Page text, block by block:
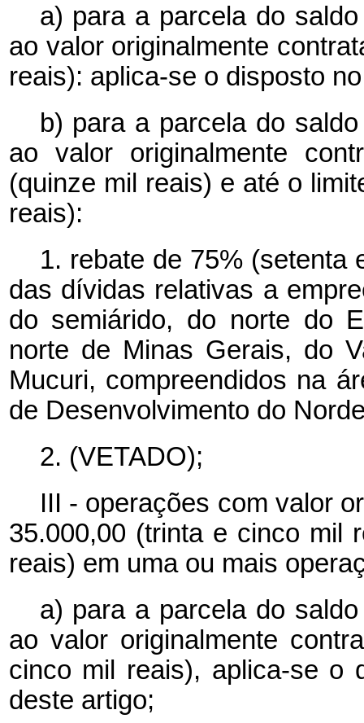
a) para a parcela do
ao valor originalmente
reais): aplica-se o disposto
b) para a parcela do
ao valor originalmente
(quinze mil reais) e até o
reais):
1. rebate de 75% (setenta
das dívidas relativas a
do semiárido, do norte do
norte de Minas Gerais, do
Mucuri, compreendidos na
de Desenvolvimento do
2. (VETADO);
III - operações com valor
35.000,00 (trinta e cinco mil
reais) em uma ou mais
a) para a parcela do
ao valor originalmente
cinco mil reais), aplica-se
deste artigo;